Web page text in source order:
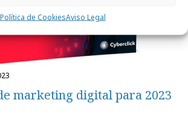
Política de CookiesAviso Legal
marketing digital para 2023